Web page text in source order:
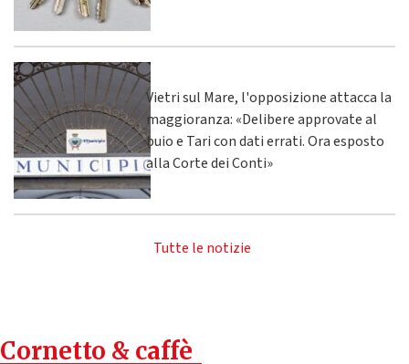
Vietri sul Mare, l'opposizione attacca la
maggioranza: «Delibere approvate al
buio e Tari con dati errati. Ora esposto
alla Corte dei Conti»
Tutte le notizie
Cornetto & caffè